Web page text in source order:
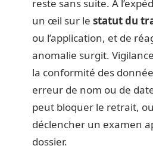
reste sans suite. À
un œil sur le statut du
ou l’application, et de
anomalie surgit.
la conformité des
erreur de nom ou de
peut bloquer le retrait,
déclencher un examen
dossier.